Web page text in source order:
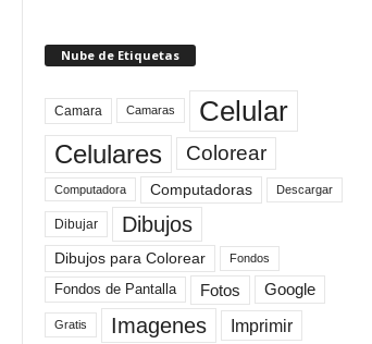
Nube de Etiquetas
Camara Camaras Celular
Celulares Colorear
Computadora Computadoras Descargar
Dibujar Dibujos
Dibujos para Colorear Fondos
Fondos de Pantalla Fotos Google
Gratis Imagenes Imprimir